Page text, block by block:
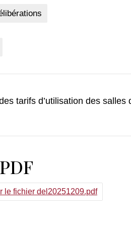
tarifs d’utilisation des salles
le fichier del20251209.pdf